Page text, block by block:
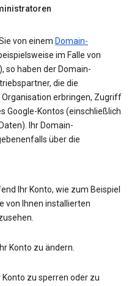
von einem Domain-
im Falle von
so haben der Domain-
die die
erbringen, Zugriff
Google-Kontos (einschließlich
Ihr Domain-
über die
Ihr Konto, wie zum Beispiel
von Ihnen installierten
Konto zu ändern.
zu sperren oder zu